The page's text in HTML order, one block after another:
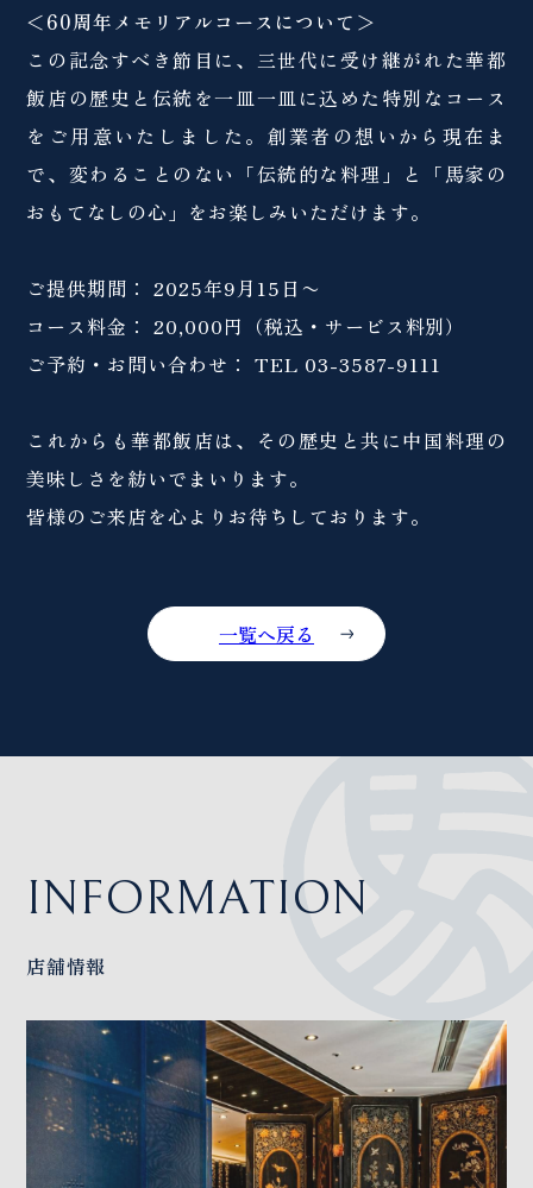
＜60周年メモリアルコースについて＞
この記念すべき節目に、三世代に受け継がれた華都
飯店の歴史と伝統を一皿一皿に込めた特別なコース
をご用意いたしました。創業者の想いから現在ま
で、変わることのない「伝統的な料理」と「馬家の
おもてなしの心」をお楽しみいただけます。
ご提供期間： 2025年9月15日〜
コース料金： 20,000円（税込・サービス料別）
ご予約・お問い合わせ： TEL 03-3587-9111
これからも華都飯店は、その歴史と共に中国料理の
美味しさを紡いでまいります。
皆様のご来店を心よりお待ちしております。
一覧へ戻る
INFORMATION
店舗情報